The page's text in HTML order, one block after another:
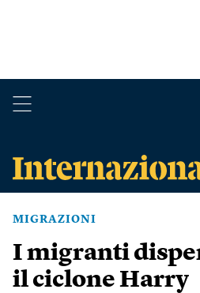
MIGRAZIONI
I migranti
il ciclone Harry